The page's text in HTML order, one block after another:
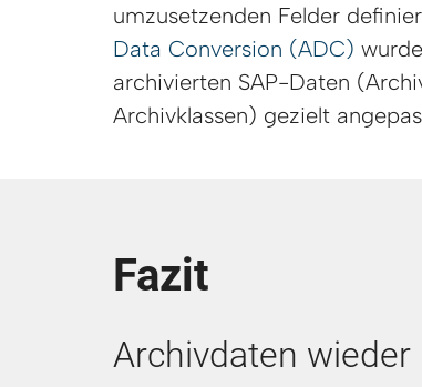
umzusetzenden Felder
Data Conversion (ADC)
archivierten SAP-Daten
Archivklassen) gezielt
Fazit
Archivdaten